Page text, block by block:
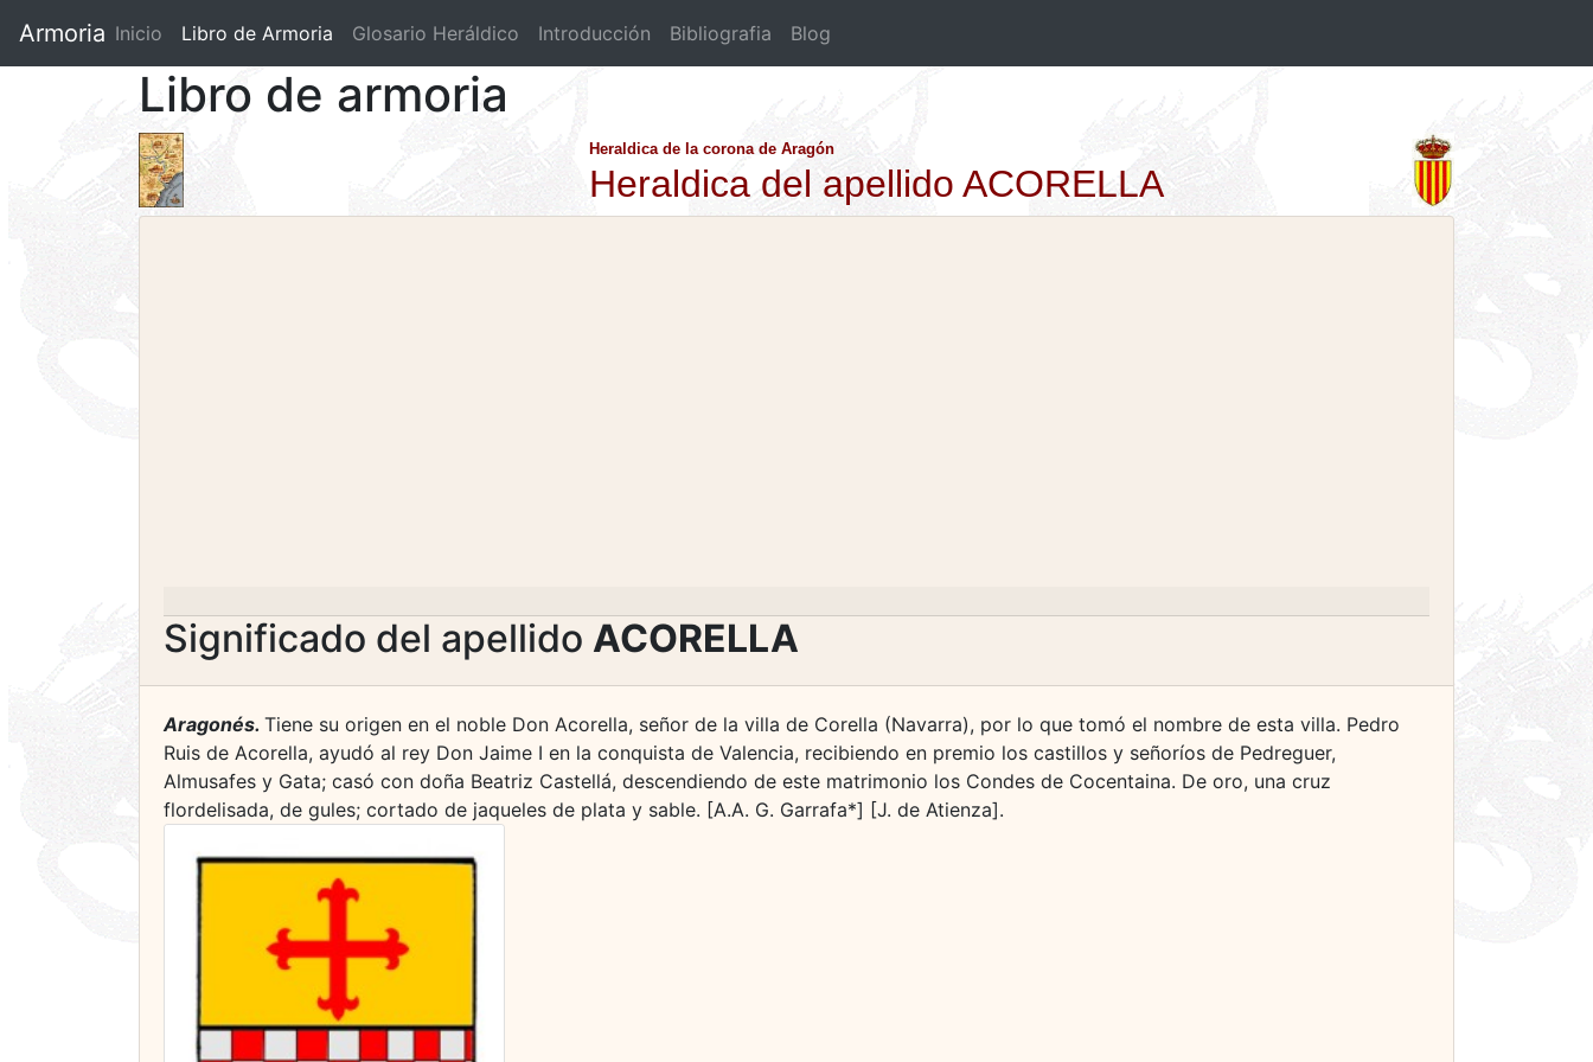
Armoria Inicio Libro de Armoria (current)
Glosario Heráldico Introducción Bibliografia Blog
Libro de armoria
Heraldica de la corona de Aragón
Heraldica del apellido ACORELLA
Significado del apellido ACORELLA
Aragonés. Tiene su origen en el noble Don Acorella, señor de la villa de Corella (Navarra), por lo que tomó el nombre de esta villa. Pedro
Ruis de Acorella, ayudó al rey Don Jaime I en la conquista de Valencia, recibiendo en premio los castillos y señoríos de Pedreguer,
Almusafes y Gata; casó con doña Beatriz Castellá, descendiendo de este matrimonio los Condes de Cocentaina. De oro, una cruz
flordelisada, de gules; cortado de jaqueles de plata y sable. [A.A. G. Garrafa*] [J. de Atienza].